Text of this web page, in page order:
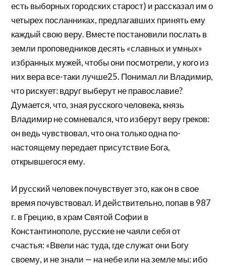
есть выборных городских старост) и рассказал им о
четырех посланниках, предлагавших принять ему
каждый свою веру. Вместе постановили послать в
земли проповедников десять «славных и умных»
избранных мужей, чтобы они посмотрели, у кого из
них вера все-таки лучше25. Понимал ли Владимир,
что рискует: вдруг выберут не православие?
Думается, что, зная русского человека, князь
Владимир не сомневался, что изберут веру греков:
он ведь чувствовал, что она только одна по-
настоящему передает присутствие Бога,
открывшегося ему.
И русский человек почувствует это, как он в свое
время почувствовал. И действительно, попав в 987
г. в Грецию, в храм Святой Софии в
Константинополе, русские не чаяли себя от
счастья: «Ввели нас туда, где служат они Богу
своему, и не знали — на небе или на земле мы: ибо